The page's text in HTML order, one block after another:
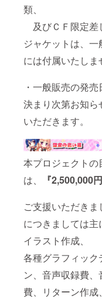
類、
及びＣＦ限定差
ジャケットは、一
には付属いたしま
・一般販売の発売
決まり次第お知ら
いただきます。
本プロジェクトの
は、
『2,500,000円
ご支援いただきま
につきましては主
イラスト作成、
各種グラフィック
ン、音声収録費、
費、リターン作成、